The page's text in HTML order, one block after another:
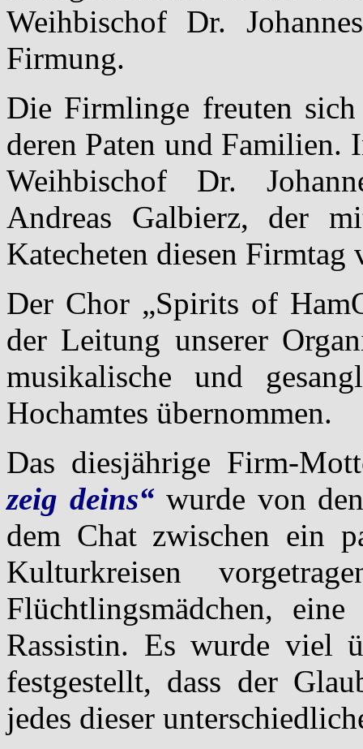
Weihbischof Dr.
Firmung.
Die Firmlinge freuten
deren Paten und Familien.
Weihbischof Dr.
Andreas Galbierz, der
Katecheten diesen Firmtag
Der Chor „Spirits of
der Leitung unserer
musikalische und
Hochamtes übernommen.
Das diesjährige Firm-
zeig deins“ wurde von
dem Chat zwischen ein
Kulturkreisen
Flüchtlingsmädchen,
Rassistin. Es wurde viel
festgestellt, dass der
jedes dieser